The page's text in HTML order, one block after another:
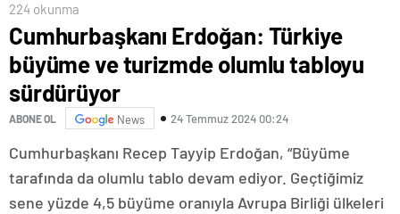
224 okunma
Cumhurbaşkanı Erdoğan: Türkiye
büyüme ve turizmde olumlu tabloyu
sürdürüyor
ABONE OL News 24 Temmuz 2024 00:24
Cumhurbaşkanı Recep Tayyip Erdoğan, “Büyüme
tarafında da olumlu tablo devam ediyor. Geçtiğimiz
sene yüzde 4,5 büyüme oranıyla Avrupa Birliği ülkeleri